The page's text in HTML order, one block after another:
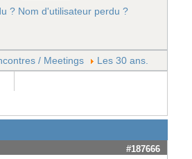
? Nom d'utilisateur perdu ?
/ Meetings Les 30 ans.
#187666